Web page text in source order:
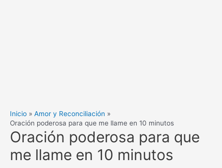
Inicio
Amor y Reconciliación
Oración poderosa para que me llame en 10 minutos
Oración poderosa para que
me llame en 10 minutos